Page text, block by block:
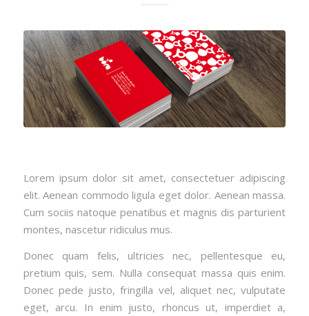
Lorem ipsum dolor sit amet, consectetuer adipiscing
elit. Aenean commodo ligula eget dolor. Aenean massa.
Cum sociis natoque penatibus et magnis dis parturient
montes, nascetur ridiculus mus.
Donec quam felis, ultricies nec, pellentesque eu,
pretium quis, sem. Nulla consequat massa quis enim.
Donec pede justo, fringilla vel, aliquet nec, vulputate
eget, arcu. In enim justo, rhoncus ut, imperdiet a,